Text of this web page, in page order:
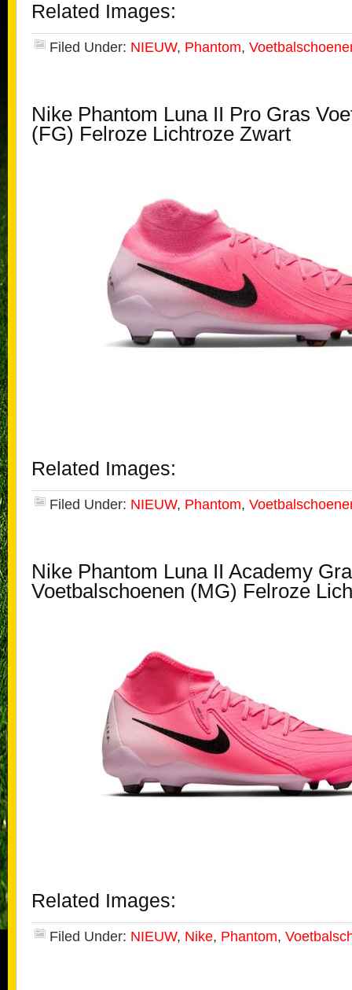
Related Images:
Filed Under: NIEUW, Phantom,
Nike Phantom Luna II Pro Gras
(FG) Felroze Lichtroze Zwart
Related Images:
Filed Under: NIEUW, Phantom,
Nike Phantom Luna II Academy
Voetbalschoenen (MG) Felroze
Related Images:
Filed Under: NIEUW, Nike, Phantom,